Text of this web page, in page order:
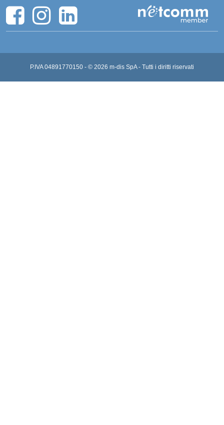
P.IVA 04891770150 - © 2026 m-dis SpA - Tutti i diritti riservati​